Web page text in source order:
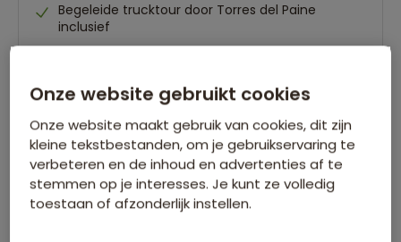
Begeleide trucktour door Torres del Paine
inclusief
09 dec. 06 jan. 03 feb.
17 feb.
Bekijk alle vertrekdata
26 dagen
vanaf 5.989 p.p.
Bekijk reis
Onze website gebruikt cookies
Onze website maakt gebruik van cookies, dit zijn
kleine tekstbestanden, om je gebruikservaring te
verbeteren en de inhoud en advertenties af te
stemmen op je interesses. Je kunt ze volledig
toestaan of afzonderlijk instellen.